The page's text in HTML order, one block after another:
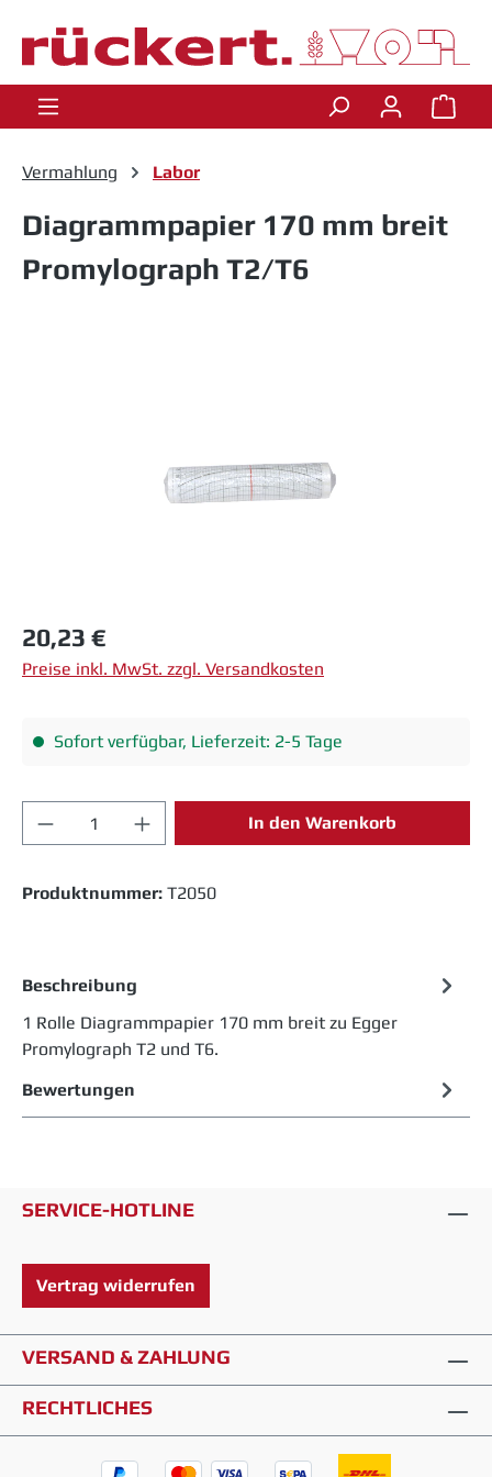
Zum Hauptinhalt springen
Vermahlung Labor
Diagrammpapier 170 mm breit
Promylograph T2/T6
Regulärer Preis:
20,23 €
Preise inkl. MwSt. zzgl. Versandkosten
Sofort verfügbar, Lieferzeit: 2-5 Tage
Produkt Anzahl: Gib den gewünschten
In den Warenkorb
Produktnummer: T2050
Beschreibung
1 Rolle Diagrammpapier 170 mm breit zu Egger
Promylograph T2 und T6.
Bewertungen
SERVICE-HOTLINE
Vertrag widerrufen
VERSAND & ZAHLUNG
RECHTLICHES